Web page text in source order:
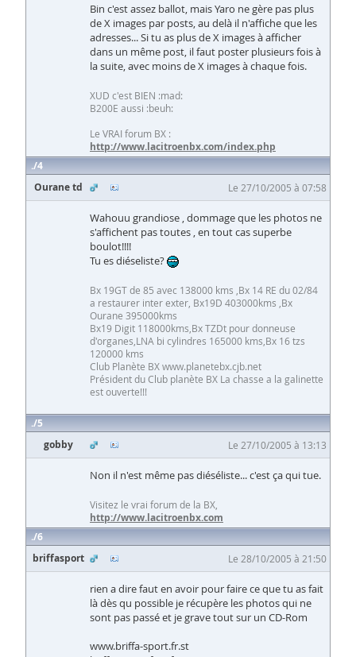
Bin c'est assez ballot, mais Yaro ne gère pas plus
de X images par posts, au delà il n'affiche que les
adresses... Si tu as plus de X images à afficher
dans un même post, il faut poster plusieurs fois à
la suite, avec moins de X images à chaque fois.
XUD c'est BIEN :mad:
B200E aussi :beuh:
Le VRAI forum BX :
http://www.lacitroenbx.com/index.php
4
Ourane td
Le 27/10/2005 à 07:58
Wahouu grandiose , dommage que les photos ne
s'affichent pas toutes , en tout cas superbe
boulot!!!!
Tu es diéseliste?
Bx 19GT de 85 avec 138000 kms ,Bx 14 RE du 02/84
a restaurer inter exter, Bx19D 403000kms ,Bx
Ourane 395000kms
Bx19 Digit 118000kms,Bx TZDt pour donneuse
d'organes,LNA bi cylindres 165000 kms,Bx 16 tzs
120000 kms
Club Planète BX www.planetebx.cjb.net
Président du Club planète BX La chasse a la galinette
est ouverte!!!
5
gobby
Le 27/10/2005 à 13:13
Non il n'est même pas diéséliste... c'est ça qui tue.
Visitez le vrai forum de la BX,
http://www.lacitroenbx.com
6
briffasport
Le 28/10/2005 à 21:50
rien a dire faut en avoir pour faire ce que tu as fait
là dès qu possible je récupère les photos qui ne
sont pas passé et je grave tout sur un CD-Rom
www.briffa-sport.fr.st